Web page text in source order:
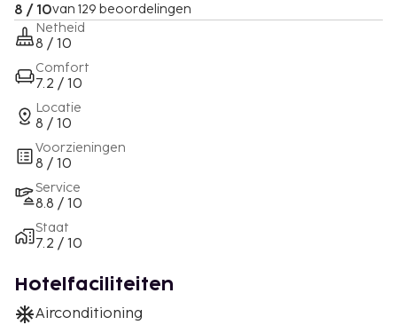
8 / 10van 129 beoordelingen
Netheid
8 / 10
Comfort
7.2 / 10
Locatie
8 / 10
Voorzieningen
8 / 10
Service
8.8 / 10
Staat
7.2 / 10
Hotelfaciliteiten
Airconditioning